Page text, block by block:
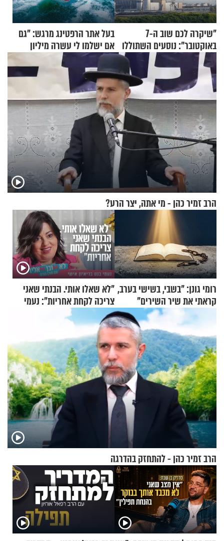
"שיקרה לכם שוב ה-7
באוקטובר": נוסעים השתוללו
בטיסה לפרנקפורט ונעצרו
לאחר שתקפו שוטרים
בעל אתר הרפטינג מרגש: "גם
אם ישלמו לי עשרה מיליון
שקלים - לא אפתח בשבת"
הרב זמיר כהן - מי אתה, יצר הרע?
רומי גונן: "בשבי, בשישי בערב,
קראתי את שיר השירים"
"לא שאלו אותי. הבנתי שאני
צריכה לקחת אחריות": נעמי
בנט בריאיון אישי
הרב זמיר כהן - להתחזק בהדרגה